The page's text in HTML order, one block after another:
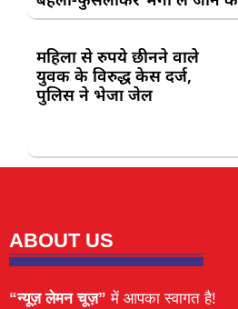
महिला से रुपये छीनने वाले
युवक के विरुद्ध केस दर्ज,
पुलिस ने भेजा जेल
ABOUT US
“न्यूज़ लेमन चूज़” में आपका स्वागत है!